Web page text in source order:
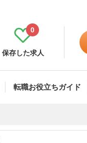
保存した求人
0
転職お役立ちガイド